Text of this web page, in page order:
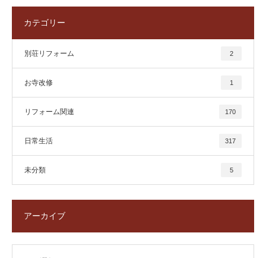
カテゴリー
別荘リフォーム 2
お寺改修 1
リフォーム関連 170
日常生活 317
未分類 5
アーカイブ